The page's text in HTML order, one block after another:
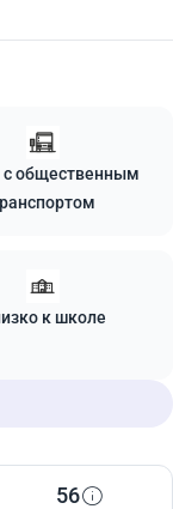
общественным
к школе
56